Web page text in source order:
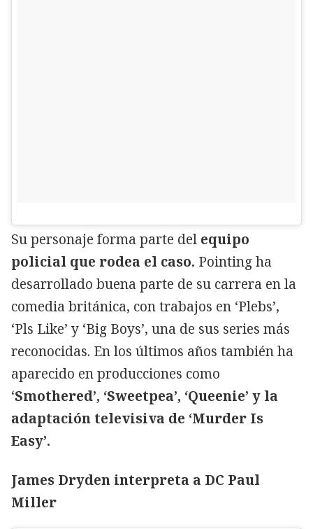
Su personaje forma parte del equipo
policial que rodea el caso. Pointing ha
desarrollado buena parte de su carrera en la
comedia británica, con trabajos en ‘Plebs’,
‘Pls Like’ y ‘Big Boys’, una de sus series más
reconocidas. En los últimos años también ha
aparecido en producciones como
‘Smothered’, ‘Sweetpea’, ‘Queenie’ y la
adaptación televisiva de ‘Murder Is
Easy’.
James Dryden interpreta a DC Paul
Miller